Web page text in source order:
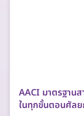
AACI มาตรฐาน
ในทุกขั้นตอนศัลย